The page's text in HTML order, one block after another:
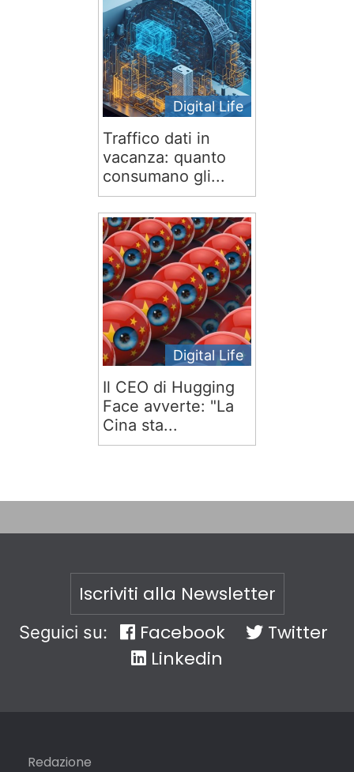
Digital Life
Traffico dati in
vacanza: quanto
consumano gli...
Digital Life
Il CEO di Hugging
Face avverte: "La
Cina sta...
Iscriviti alla Newsletter
Seguici su: Facebook
Twitter
Linkedin
Redazione